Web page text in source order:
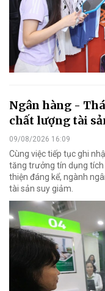
Ngân hàng -
chất lượng tài
09/08/2026 16:09
Cùng việc tiếp tục ghi
tăng trưởng tín dụng tích
thiện đáng kể, ngành
tài sản suy giảm.